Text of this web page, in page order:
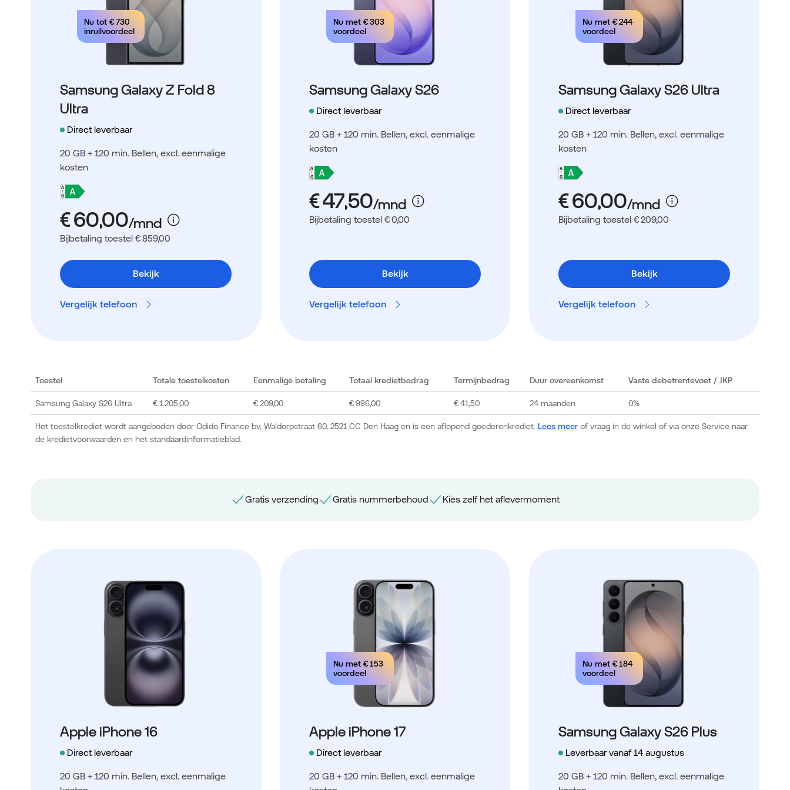
Nu tot € 730
inruilvoordeel
Samsung Galaxy Z Fold 8
Ultra
Direct leverbaar
20 GB + 120 min. Bellen, excl. eenmalige
kosten
Bijbetaling toestel € 859,00
Bekijk
Vergelijk telefoon
Nu met € 303
voordeel
Samsung Galaxy S26
Direct leverbaar
20 GB + 120 min. Bellen, excl. eenmalige
kosten
Bijbetaling toestel € 0,00
Bekijk
Vergelijk telefoon
Nu met € 244
voordeel
Samsung Galaxy S26 Ultra
Direct leverbaar
20 GB + 120 min. Bellen, excl. eenmalige
kosten
Bijbetaling toestel € 209,00
Bekijk
Vergelijk telefoon
Toestel Totale toestelkosten Eenmalige betaling Totaal kredietbedrag Termijnbedrag Duur overeenkomst Vaste debetrentevoet / JKP
Het toestelkrediet wordt aangeboden door Odido Finance bv, Waldorpstraat 60, 2521 CC Den Haag en is een aflopend goederenkrediet. Lees meer of vraag in de winkel of via onze Service naar
de kredietvoorwaarden en het standaardinformatieblad.
Samsung Galaxy S26 Ultra € 1.205,00 € 209,00 € 996,00 € 41,50 24 maanden 0%
Gratis verzending Gratis nummerbehoud Kies zelf het aflevermoment
Apple iPhone 16
Direct leverbaar
20 GB + 120 min. Bellen, excl. eenmalige
Nu met € 153
voordeel
Apple iPhone 17
Direct leverbaar
20 GB + 120 min. Bellen, excl. eenmalige
Nu met € 184
voordeel
Samsung Galaxy S26 Plus
Leverbaar vanaf 14 augustus
20 GB + 120 min. Bellen, excl. eenmalige